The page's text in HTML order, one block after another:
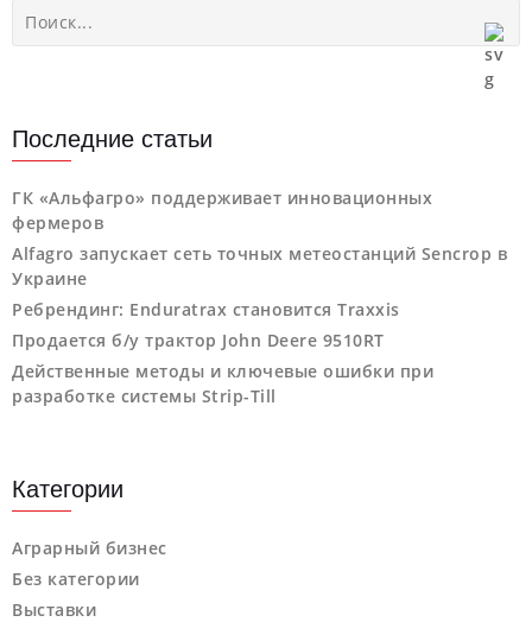
Последние статьи
ГК «Альфагро» поддерживает инновационных
фермеров
Alfagro запускает сеть точных метеостанций Sencrop в
Украине
Ребрендинг: Enduratrax становится Traxxis
Продается б/у трактор John Deere 9510RT
Действенные методы и ключевые ошибки при
разработке системы Strip-Till
Категории
Аграрный бизнес
Без категории
Выставки